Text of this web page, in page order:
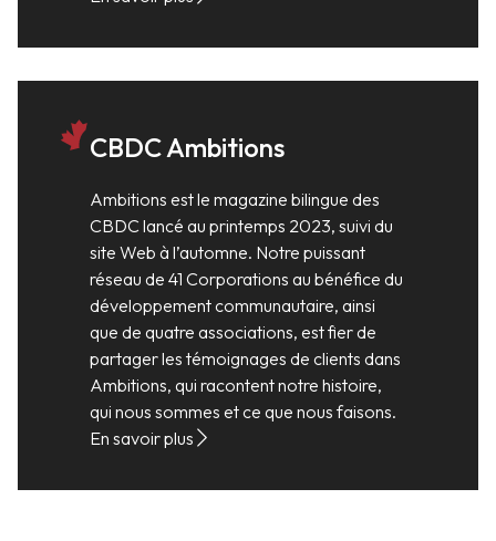
CBDC Ambitions
Ambitions est le magazine bilingue des
CBDC lancé au printemps 2023, suivi du
site Web à l’automne. Notre puissant
réseau de 41 Corporations au bénéfice du
développement communautaire, ainsi
que de quatre associations, est fier de
partager les témoignages de clients dans
Ambitions, qui racontent notre histoire,
qui nous sommes et ce que nous faisons.
En savoir plus